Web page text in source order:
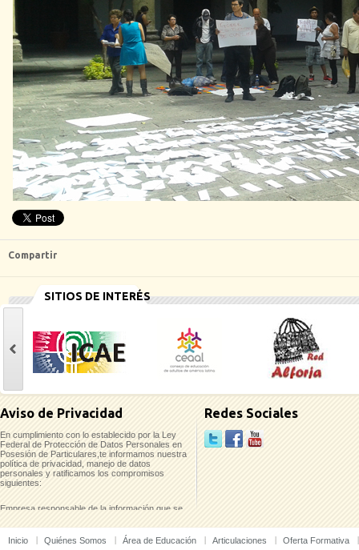
Compartir
SITIOS DE INTERÉS
Aviso de Privacidad
En cumplimiento con lo establecido por la Ley
Federal de Protección de Datos Personales en
Posesión de Particulares,te informamos nuestra
política de privacidad, manejo de datos
personales y ratificamos los compromisos
siguientes:
Empresa responsable de la información que se
Instituto Mexicano para el Desarrollo
Redes Sociales
Inicio Quiénes Somos Área de Educación Articulaciones Oferta Formativa